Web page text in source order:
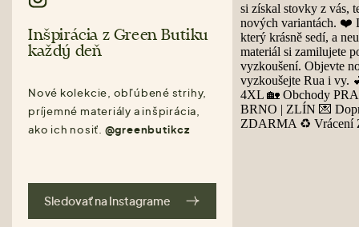
Inšpirácia z Green Butiku
každý deň
Nové kolekcie, obľúbené strihy,
príjemné materiály a inšpirácia,
ako ich nosiť. @greenbutikcz
Sledovať na Instagrame